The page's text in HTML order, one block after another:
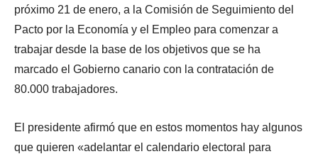
próximo 21 de enero, a la Comisión de Seguimiento del
Pacto por la Economía y el Empleo para comenzar a
trabajar desde la base de los objetivos que se ha
marcado el Gobierno canario con la contratación de
80.000 trabajadores.
El presidente afirmó que en estos momentos hay algunos
que quieren «adelantar el calendario electoral para